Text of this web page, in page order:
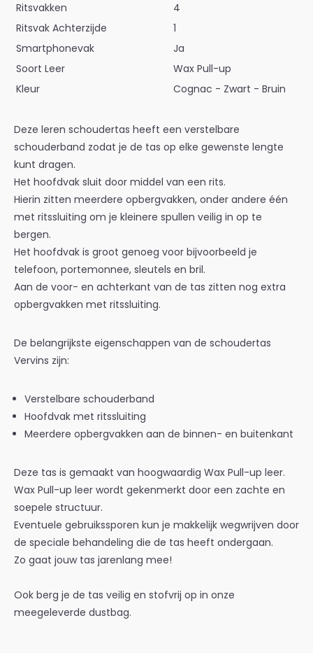
Ritsvakken
4
Ritsvak Achterzijde
1
Smartphonevak
Ja
Soort Leer
Wax Pull-up
Kleur
Cognac - Zwart - Bruin
Deze leren schoudertas heeft een verstelbare
schouderband zodat je de tas op elke gewenste lengte
kunt dragen.
Het hoofdvak sluit door middel van een rits.
Hierin zitten meerdere opbergvakken, onder andere één
met ritssluiting om je kleinere spullen veilig in op te
bergen.
Het hoofdvak is groot genoeg voor bijvoorbeeld je
telefoon, portemonnee, sleutels en bril.
Aan de voor- en achterkant van de tas zitten nog extra
opbergvakken met ritssluiting.
De belangrijkste eigenschappen van de schoudertas
Vervins zijn:
Verstelbare schouderband
Hoofdvak met ritssluiting
Meerdere opbergvakken aan de binnen- en buitenkant
Deze tas is gemaakt van hoogwaardig Wax Pull-up leer.
Wax Pull-up leer wordt gekenmerkt door een zachte en
soepele structuur.
Eventuele gebruikssporen kun je makkelijk wegwrijven door
de speciale behandeling die de tas heeft ondergaan.
Zo gaat jouw tas jarenlang mee!
Ook berg je de tas veilig en stofvrij op in onze
meegeleverde dustbag.